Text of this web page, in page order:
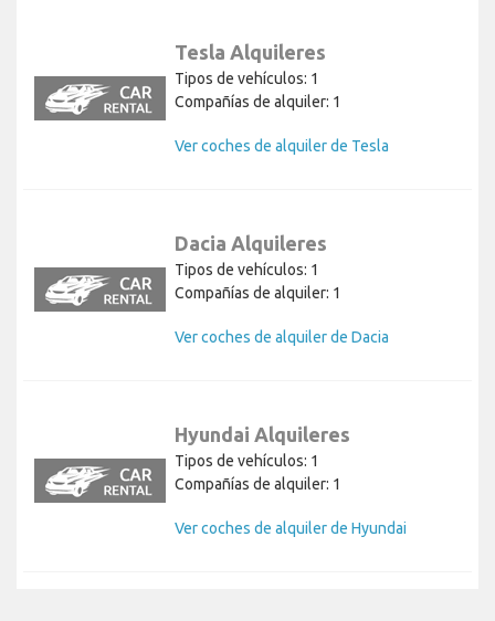
Tesla Alquileres
Tipos de vehículos: 1
Compañías de alquiler: 1
Ver coches de alquiler de Tesla
Dacia Alquileres
Tipos de vehículos: 1
Compañías de alquiler: 1
Ver coches de alquiler de Dacia
Hyundai Alquileres
Tipos de vehículos: 1
Compañías de alquiler: 1
Ver coches de alquiler de Hyundai